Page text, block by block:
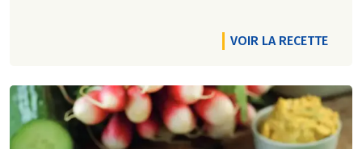
VOIR LA RECETTE